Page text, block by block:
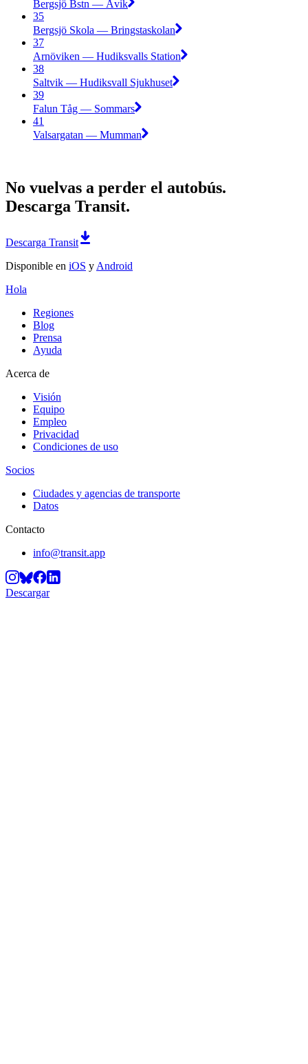
Bergsjö Bstn — Åvik
35
Bergsjö Skola — Bringstaskolan
37
Arnöviken — Hudiksvalls Station
38
Saltvik — Hudiksvall Sjukhuset
39
Falun Tåg — Sommars
41
Valsargatan — Mumman
No vuelvas a perder el autobús.
Descarga Transit.
Descarga Transit
Disponible en iOS y Android
Hola
Regiones
Blog
Prensa
Ayuda
Acerca de
Visión
Equipo
Empleo
Privacidad
Condiciones de uso
Socios
Ciudades y agencias de transporte
Datos
Contacto
info@transit.app
Descargar